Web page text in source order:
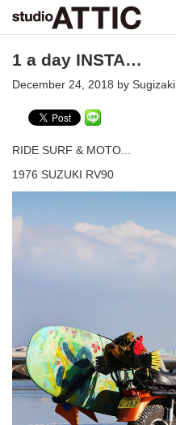
1 a day INSTA…
December 24, 2018 by Sugizaki
RIDE SURF & MOTO...
1976 SUZUKI RV90